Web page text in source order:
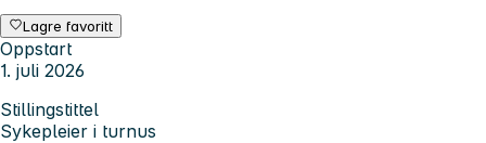
Lagre favoritt
Oppstart
1. juli 2026
Stillingstittel
Sykepleier i turnus